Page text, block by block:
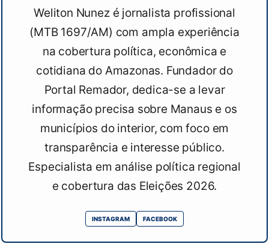
Weliton Nunez é jornalista profissional
(MTB 1697/AM) com ampla experiência
na cobertura política, econômica e
cotidiana do Amazonas. Fundador do
Portal Remador, dedica-se a levar
informação precisa sobre Manaus e os
municípios do interior, com foco em
transparência e interesse público.
Especialista em análise política regional
e cobertura das Eleições 2026.
INSTAGRAM FACEBOOK